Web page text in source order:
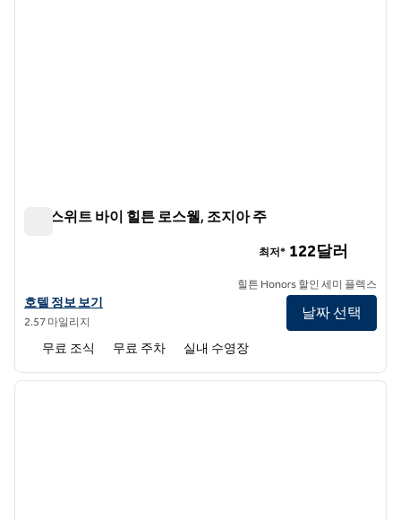
홈2 스위트 바이 힐튼 로스웰, 조지아 주
조지아 주 홈2 스위트 바이 힐튼 로스웰의 호텔 정보 보기
호텔 정보 보기
2.57 마일리지
최저* 122달러
힐튼 Honors 할인 세미 플렉스
날짜 선택
무료 조식 무료 주차 실내 수영장
1/13
다음